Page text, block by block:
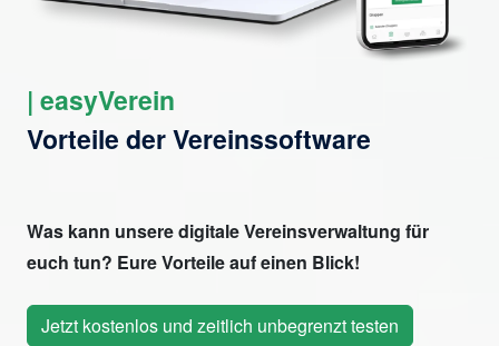
| easyVerein
Vorteile der Vereinssoftware
Was kann unsere digitale Vereinsverwaltung für
euch tun? Eure Vorteile auf einen Blick!
Jetzt kostenlos und zeitlich unbegrenzt testen